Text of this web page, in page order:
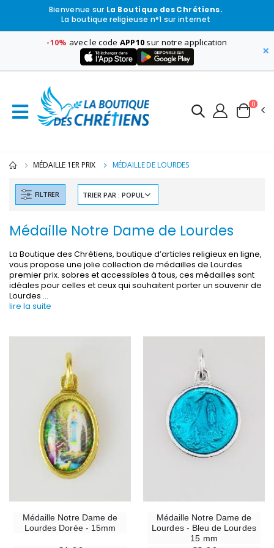
Bienvenue sur La Boutique des Chrétiens.
La boutique religieuse n°1 sur internet
-10% avec le code APP10 sur notre application
×
0
MÉDAILLE 1ER PRIX MÉDAILLE DE LOURDES
FILTRER
Médaille Notre Dame de Lourdes
La Boutique des Chrétiens, boutique d’articles religieux en ligne,
vous propose une jolie collection de médailles de Lourdes
premier prix. sobres et accessibles à tous, ces médailles sont
idéales pour celles et ceux qui souhaitent porter un souvenir de
Lourdes ...
lire la suite
Médaille Notre Dame de
Lourdes Dorée - 15mm
Médaille Notre Dame de
Lourdes - Bleu de Lourdes
15 mm
€6.00
-10%
€15.00 €13.50
-30%
€10.00 €7.00
€12.00 €9.60